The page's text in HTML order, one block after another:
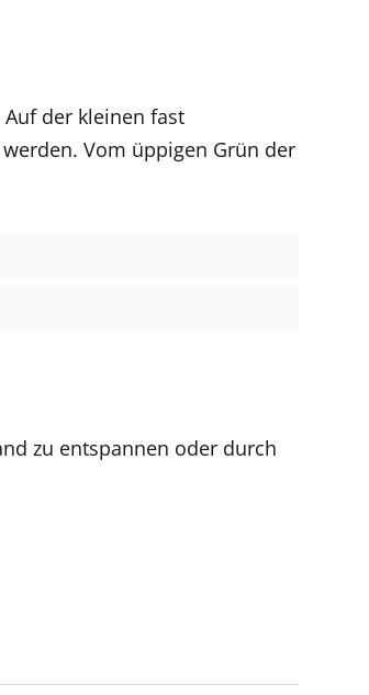
der kleinen fast
Vom üppigen Grün der
zu entspannen oder durch